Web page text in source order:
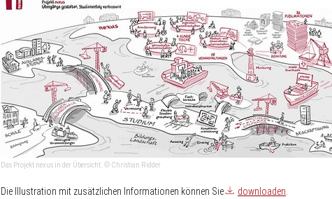
Das Projekt nexus in der Übersicht. © Christian Ridder
Die Illustration mit zusätzlichen Informationen können Sie downloaden.